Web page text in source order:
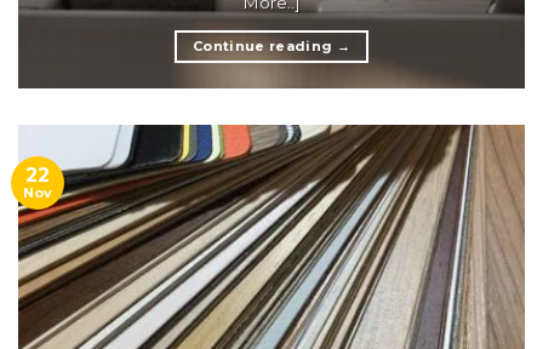
Continue reading →
22
Nov